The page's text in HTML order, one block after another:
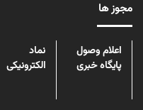
مجوز ها
اعلام وصول
پایگاه خبری
نماد
الکترونیکی